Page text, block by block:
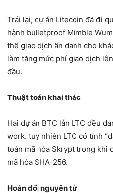
Trái lại, dự án Litecoin đã đi
hành bulletproof Mimble
thể giao dịch ẩn danh cho
làm tăng mức phí giao dịch
đầu.
Thuật toán khai thác
Hai dự án BTC lẫn LTC đều
work. tuy nhiên LTC có tính
toán mã hóa Skrypt trong khi
mã hóa SHA-256.
Hoán đổi nguyên tử